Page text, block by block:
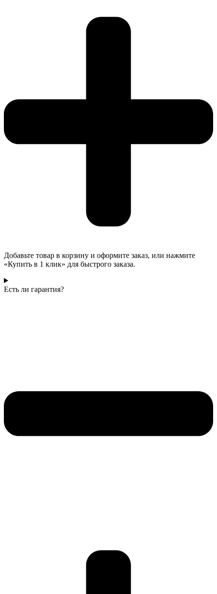
Добавьте товар в корзину и оформите заказ, или нажмите
«Купить в 1 клик» для быстрого заказа.
Есть ли гарантия?